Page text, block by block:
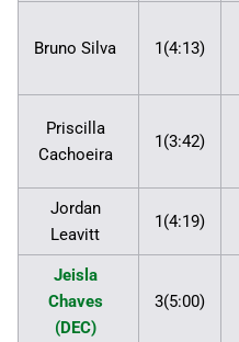
Bruno Silva 1(4:13)
Priscilla
Cachoeira
1(3:42)
Jordan
Leavitt
1(4:19)
Jeisla
Chaves
(DEC)
3(5:00)